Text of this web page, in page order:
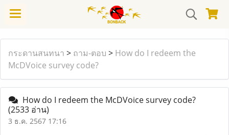
กระดานสนทนา > ถาม-ตอบ > How do I redeem the
McDVoice survey code?
How do I redeem the McDVoice survey code?
(2533 อ่าน)
3 ธ.ค. 2567 17:16